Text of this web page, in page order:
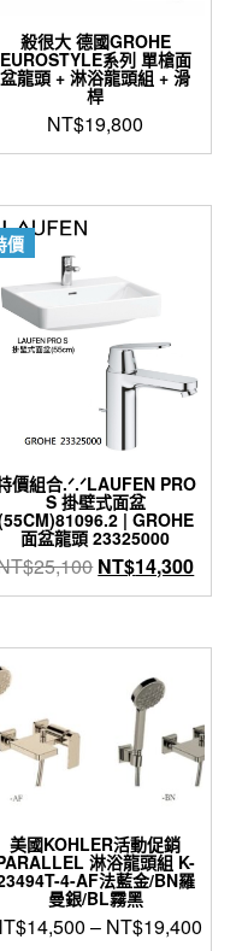
殺很大 德國GROHE
EUROSTYLE系列 單槍面
盆龍頭 + 淋浴龍頭組 + 滑
桿
NT$19,800
價
價組合.ᐟ.ᐟLAUFEN PRO
S 掛壁式面盆
| GROHE
面盆龍頭 23325000
25,100 原
始
格：
NT$25,100。
NT$14,300目
前
格：
美國KOHLER活動促銷
淋浴龍頭組 K-
4-AF法藍金/BN羅
曼銀/BL霧黑
14,500 – NT$19,400